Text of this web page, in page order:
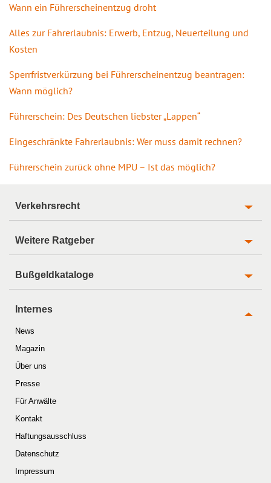
Wann ein Führerscheinentzug droht
Alles zur Fahrerlaubnis: Erwerb, Entzug, Neuerteilung und
Kosten
Sperrfristverkürzung bei Führerscheinentzug beantragen:
Wann möglich?
Führerschein: Des Deutschen liebster „Lappen“
Eingeschränkte Fahrerlaubnis: Wer muss damit rechnen?
Führerschein zurück ohne MPU – Ist das möglich?
Verkehrsrecht
Weitere Ratgeber
Bußgeldkataloge
Internes
News
Magazin
Über uns
Presse
Für Anwälte
Kontakt
Haftungsausschluss
Datenschutz
Impressum